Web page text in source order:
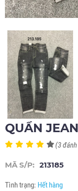
QUẦN
(3
MÃ S/P: 213185
Tình trạng: Hết hàng